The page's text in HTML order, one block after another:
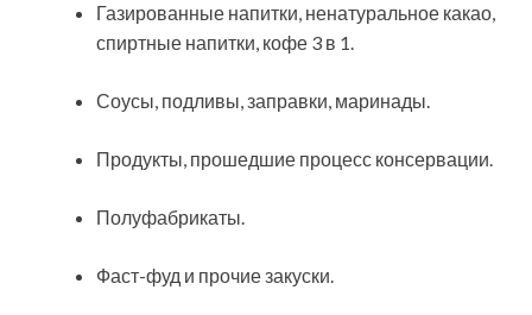
Газированные напитки, ненатуральное какао,
спиртные напитки, кофе 3 в 1.
Соусы, подливы, заправки, маринады.
Продукты, прошедшие процесс консервации.
Полуфабрикаты.
Фаст-фуд и прочие закуски.